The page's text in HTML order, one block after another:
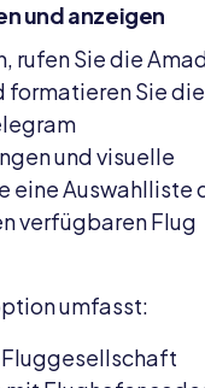
und anzeigen
rufen Sie die
formatieren Sie die
und visuelle
eine Auswahlliste
verfügbaren Flug
umfasst:
Fluggesellschaft